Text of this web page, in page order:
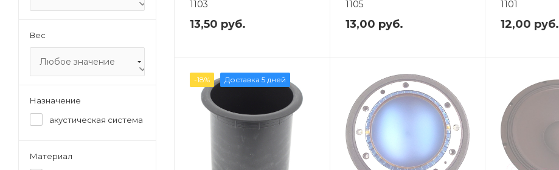
Вес
Любое значение
Назначение
акустическая система
Материал
1103
13,50 руб.
1105
13,00 руб.
1101
12,00 руб.
-18% Доставка 5 дней